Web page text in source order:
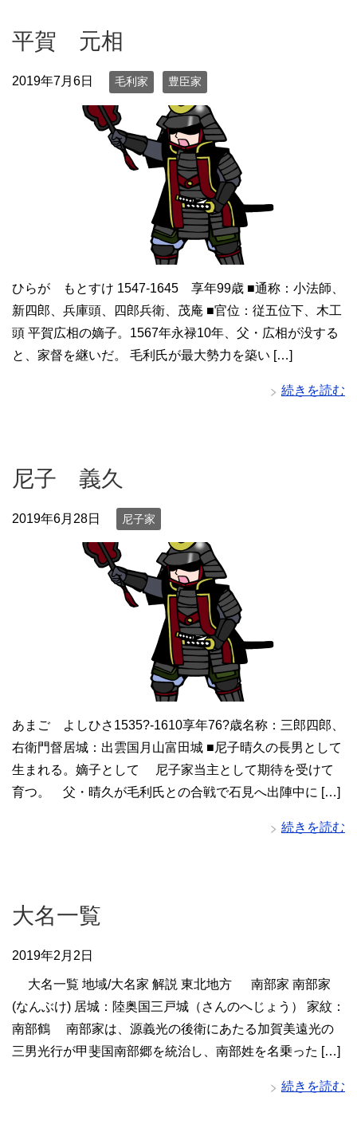
平賀 元相
2019年7月6日 毛利家 豊臣家
ひらが もとすけ 1547-1645 享年99歳 ■通称：小法師、
新四郎、兵庫頭、四郎兵衛、茂庵 ■官位：従五位下、木工
頭 平賀広相の嫡子。1567年永禄10年、父・広相が没する
と、家督を継いだ。 毛利氏が最大勢力を築い […]
続きを読む
尼子 義久
2019年6月28日 尼子家
あまご よしひさ1535?-1610享年76?歳名称：三郎四郎、
右衛門督居城：出雲国月山富田城 ■尼子晴久の長男として
生まれる。嫡子として 尼子家当主として期待を受けて
育つ。 父・晴久が毛利氏との合戦で石見へ出陣中に […]
続きを読む
大名一覧
2019年2月2日
大名一覧 地域/大名家 解説 東北地方 南部家 南部家
(なんぶけ) 居城：陸奥国三戸城（さんのへじょう） 家紋：
南部鶴 南部家は、源義光の後衛にあたる加賀美遠光の
三男光行が甲斐国南部郷を統治し、南部姓を名乗った […]
続きを読む